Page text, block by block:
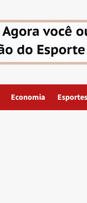
Economia Esportes